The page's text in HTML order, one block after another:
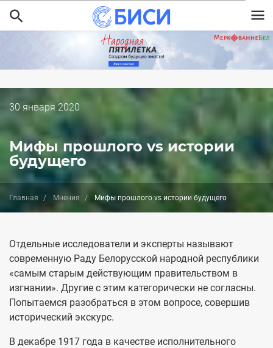
Перейти
к
основному
содержанию
Дата
публикации
30 января 2020
Мифы прошлого vs истории
будущего
Главная Мнения Мифы прошлого vs истории будущего
Отдельные исследователи и эксперты называют
современную Раду Белорусской народной республики
«самым старым действующим правительством в
изгнании». Другие с этим категорически не согласны.
Попытаемся разобраться в этом вопросе, совершив
исторический экскурс.
В декабре 1917 года в качестве исполнительного